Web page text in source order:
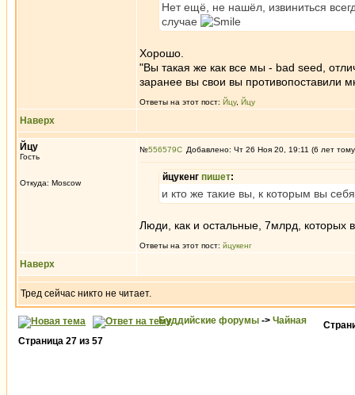
Нет ещё, не нашёл, извиниться
случае
Хорошо.
"Вы такая же как все мы - bad seed,
заранее вы свои вы противопоставили
Ответы на этот пост: Йцу, Йцу
Наверх
Йцу
Гость
Откуда: Moscow
№556579 Добавлено: Чт 26 Ноя 20, 19:11 (6 лет
йцукенг пишет:
и кто же такие вы, к которым вы
Люди, как и остальные, 7млрд, которых
Ответы на этот пост: йцукенг
Наверх
Тред сейчас никто не читает.
Буддийские форумы -> Чайная
Страница 27 из 57